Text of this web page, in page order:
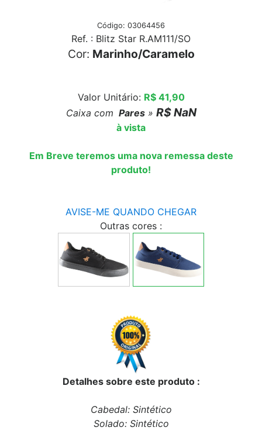
Código: 03064456
Ref. : Blitz Star R.AM111/SO
Cor: Marinho/Caramelo
Valor Unitário: R$ 41,90
Caixa com Pares» R$ NaN
à vista
Em Breve teremos uma nova remessa deste
produto!
AVISE-ME QUANDO CHEGAR
Outras cores :
Detalhes sobre este produto :
Cabedal: Sintético
Solado: Sintético